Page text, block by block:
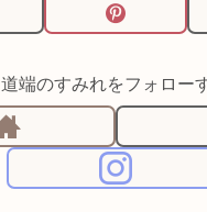
道端のすみれをフォロー